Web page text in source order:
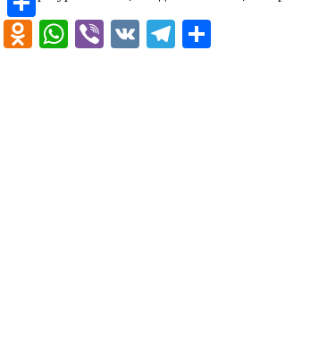
Odnoklassniki
WhatsApp
Viber
VKTelegram
Отправить